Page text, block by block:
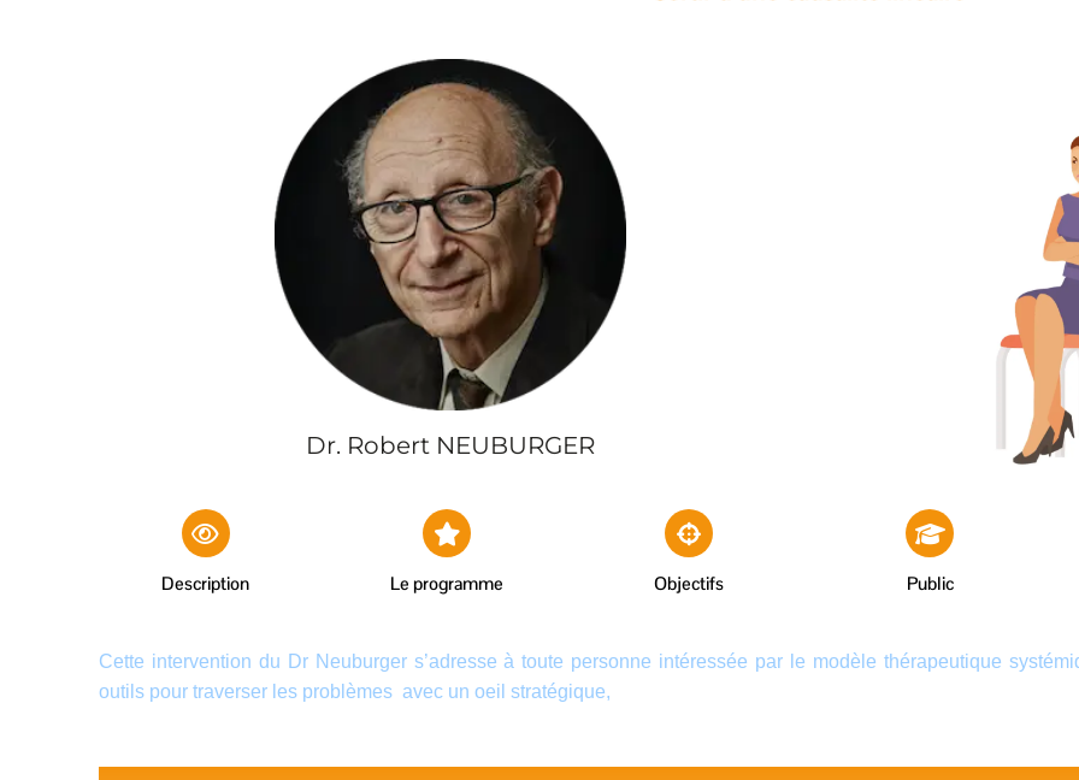
Dr. Robert NEUBURGER
Description Le programme Objectifs Public
Cette intervention du Dr Neuburger s’adresse à toute personne intéressée par le modèle thérapeutique
outils pour traverser les problèmes avec un oeil stratégique,